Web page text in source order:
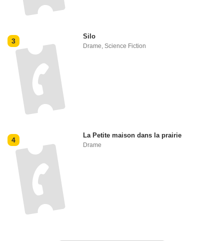
3
Silo
Drame,Science Fiction
4
La Petite maison dans la prairie
Drame